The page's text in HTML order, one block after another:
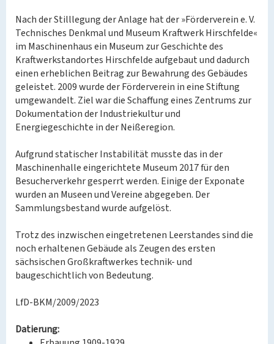
Nach der Stilllegung der Anlage hat der »Förderverein e. V.
Technisches Denkmal und Museum Kraftwerk Hirschfelde«
im Maschinenhaus ein Museum zur Geschichte des
Kraftwerkstandortes Hirschfelde aufgebaut und dadurch
einen erheblichen Beitrag zur Bewahrung des Gebäudes
geleistet. 2009 wurde der Förderverein in eine Stiftung
umgewandelt. Ziel war die Schaffung eines Zentrums zur
Dokumentation der Industriekultur und
Energiegeschichte in der Neißeregion.
Aufgrund statischer Instabilität musste das in der
Maschinenhalle eingerichtete Museum 2017 für den
Besucherverkehr gesperrt werden. Einige der Exponate
wurden an Museen und Vereine abgegeben. Der
Sammlungsbestand wurde aufgelöst.
Trotz des inzwischen eingetretenen Leerstandes sind die
noch erhaltenen Gebäude als Zeugen des ersten
sächsischen Großkraftwerkes technik- und
baugeschichtlich von Bedeutung.
LfD-BKM/2009/2023
Datierung: